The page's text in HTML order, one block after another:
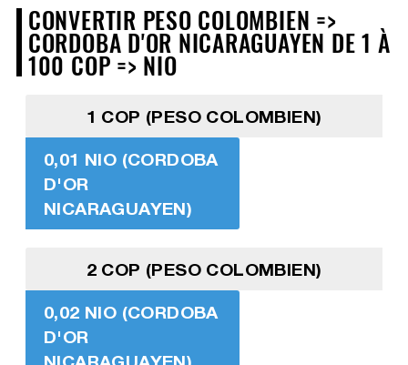
CONVERTIR PESO COLOMBIEN =>
CORDOBA D'OR NICARAGUAYEN DE 1 À
100 COP => NIO
1 COP (PESO COLOMBIEN)
0,01 NIO (CORDOBA
D'OR
NICARAGUAYEN)
2 COP (PESO COLOMBIEN)
0,02 NIO (CORDOBA
D'OR
NICARAGUAYEN)